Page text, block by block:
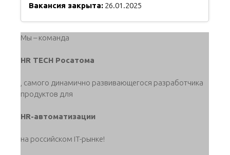
Вакансия закрыта: 26.01.2025
Мы – команда
HR TECH Росатома
, самого динамично развивающегося разработчика
продуктов для
HR-автоматизации
на российском IT-рынке!